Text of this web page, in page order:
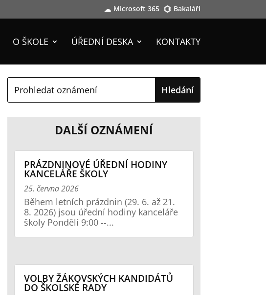
Microsoft 365 Bakaláři
O ŠKOLE ÚŘEDNÍ DESKA KONTAKTY
DALŠÍ OZNÁMENÍ
PRÁZDNINOVÉ ÚŘEDNÍ HODINY
KANCELÁŘE ŠKOLY
25. června 2026
Během letních prázdnin (29. 6. až 21.
8. 2026) jsou úřední hodiny kanceláře
školy Pondělí 9:00 --...
VOLBY ŽÁKOVSKÝCH KANDIDÁTŮ
DO ŠKOLSKÉ RADY